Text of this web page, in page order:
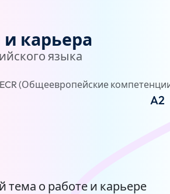
карьера
языка
(Общеевропейские
A2
тема о работе и карьере